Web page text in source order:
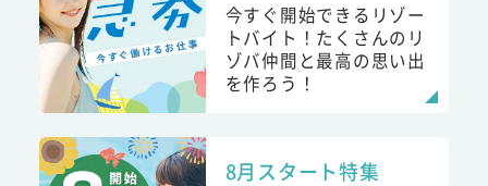
今すぐ開始できるリゾー
トバイト！たくさんのリ
ゾバ仲間と最高の思い出
を作ろう！
8月スタート特集